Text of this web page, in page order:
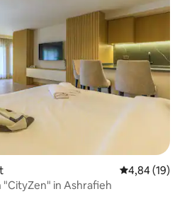
Gemiddelde
4,84 (19)
"CityZen" in Ashrafieh